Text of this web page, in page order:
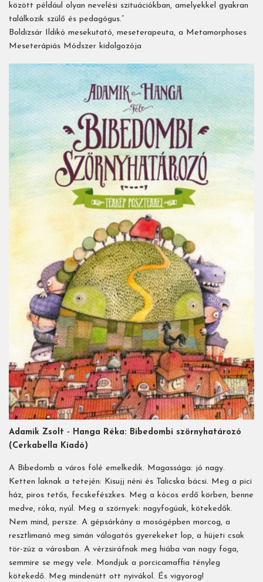
között például olyan nevelési szituációkban, amelyekkel gyakran
találkozik szülő és pedagógus.”
Boldizsár Ildikó mesekutató, meseterapeuta, a Metamorphoses
Meseterápiás Módszer kidolgozója
Adamik Zsolt - Hanga Réka: Bibedombi szörnyhatározó
(Cerkabella Kiadó)
A Bibedomb a város fölé emelkedik. Magassága: jó nagy.
Ketten laknak a tetején: Kisujj néni és Talicska bácsi. Meg a pici
ház, piros tetős, fecskefészkes. Meg a kócos erdő körben, benne
medve, róka, nyúl. Meg a szörnyek: nagyfogúak, kötekedők.
Nem mind, persze. A gépsárkány a mosógépben morcog, a
resztlimanó meg simán válogatós gyerekeket lop, a hüjeti csak
tör-zúz a városban. A vérzsiráfnak meg hiába van nagy foga,
semmire se megy vele. Mondjuk a porcicamaffia tényleg
kötekedő. Meg mindenütt ott nyivákol. És vigyorog!